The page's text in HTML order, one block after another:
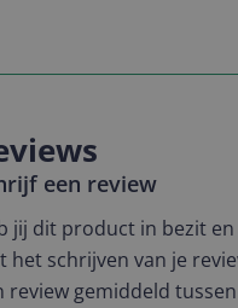
een review
jij dit product in bezit
het schrijven van je
review gemiddeld